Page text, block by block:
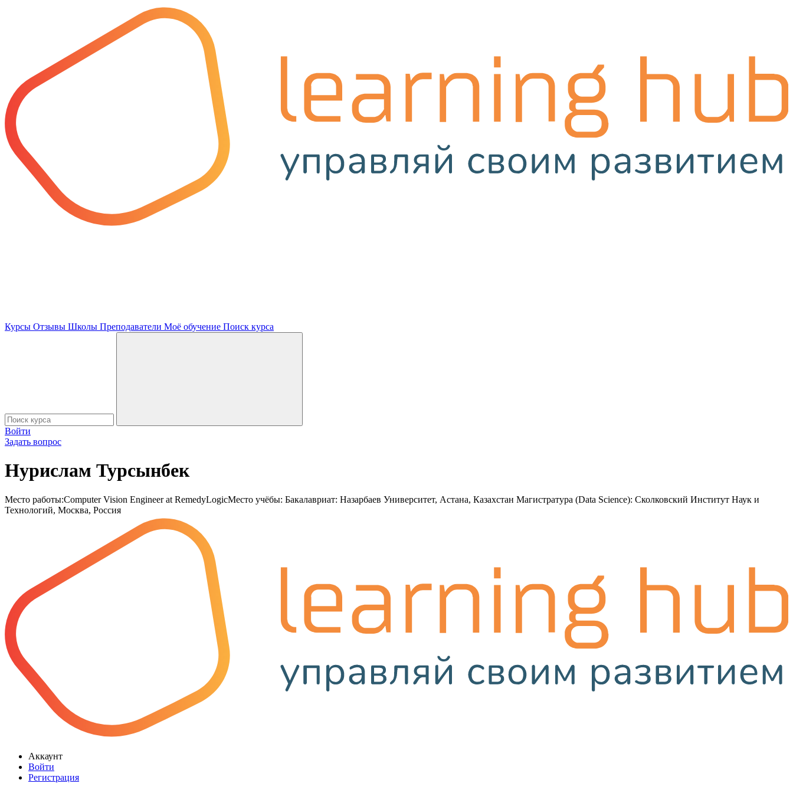
Курсы Отзывы Школы Преподаватели Моё обучение Поиск курса
Войти
Задать вопрос
Нурислам Турсынбек
Место работы:Computer Vision Engineer at RemedyLogicМесто учёбы: Бакалавриат: Назарбаев Университет, Астана, Казахстан Магистратура (Data Science): Сколковский Институт Наук и
Технологий, Москва, Россия
Аккаунт
Войти
Регистрация